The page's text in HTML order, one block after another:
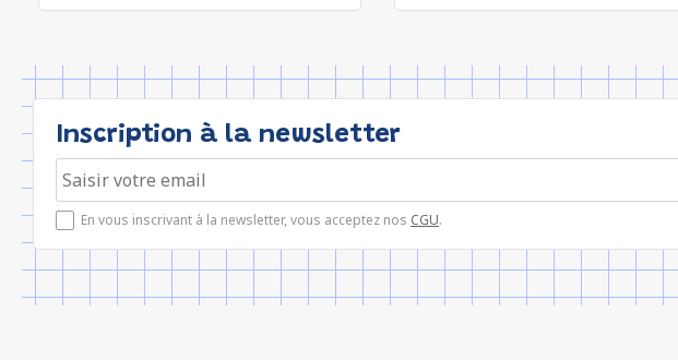
Inscription à la newsletter
En vous inscrivant à la newsletter, vous acceptez nos CGU.